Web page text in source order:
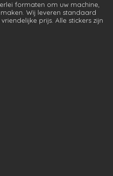
formaten om uw machine,
Wij leveren standaard
prijs. Alle stickers zijn